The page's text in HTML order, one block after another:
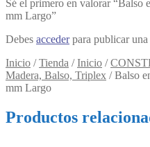
Sé el primero en valorar “Balso
mm Largo”
Debes accederpara publicar una
Inicio /Tienda /Inicio /
Madera, Balso, Triplex /Balso
mm Largo
Productos